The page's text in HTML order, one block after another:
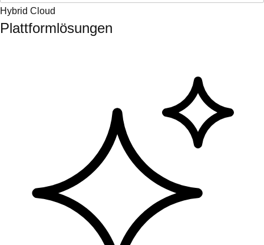
Hybrid Cloud
Plattformlösungen